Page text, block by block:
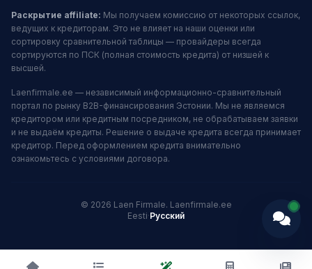
Раскрытие affiliate: Мы получаем комиссию от некоторых ссылок,
ведущих к кредиторам. Это не влияет на наши оценки или
сортировку сравнительной таблицы — провайдеры всегда
сортируются по ПСК (полная стоимость кредита) от низшей к
высшей.
Laenfirmale.ee — независимый информационно-сравнительный
портал по рынку B2B-финансирования Эстонии. Мы не являемся
кредитором или кредитным посредником, не обрабатываем заявки
и не выдаём кредиты. Решение о выдаче кредита всегда принимает
кредитор. Перед оформлением кредита внимательно
ознакомьтесь с условиями договора.
© 2026 Laen Firmale. Laenfirmale.ee
Eesti·Русский